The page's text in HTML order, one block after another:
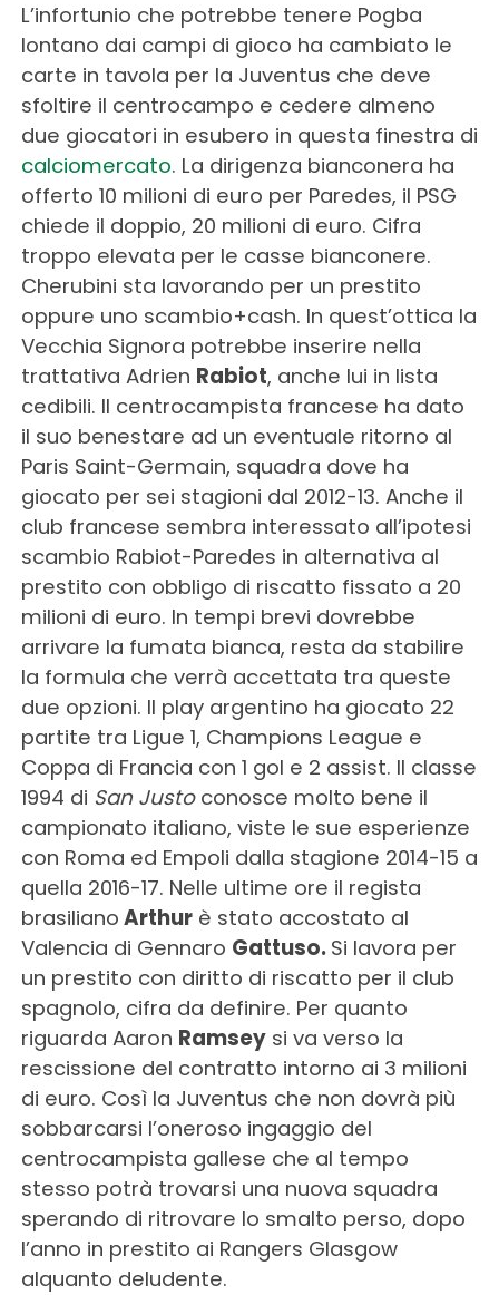
L’infortunio che potrebbe tenere Pogba
lontano dai campi di gioco ha cambiato le
carte in tavola per la Juventus che deve
sfoltire il centrocampo e cedere almeno
due giocatori in esubero in questa finestra di
calciomercato. La dirigenza bianconera ha
offerto 10 milioni di euro per Paredes, il PSG
chiede il doppio, 20 milioni di euro. Cifra
troppo elevata per le casse bianconere.
Cherubini sta lavorando per un prestito
oppure uno scambio+cash. In quest’ottica la
Vecchia Signora potrebbe inserire nella
trattativa Adrien Rabiot, anche lui in lista
cedibili. Il centrocampista francese ha dato
il suo benestare ad un eventuale ritorno al
Paris Saint-Germain, squadra dove ha
giocato per sei stagioni dal 2012-13. Anche il
club francese sembra interessato all’ipotesi
scambio Rabiot-Paredes in alternativa al
prestito con obbligo di riscatto fissato a 20
milioni di euro. In tempi brevi dovrebbe
arrivare la fumata bianca, resta da stabilire
la formula che verrà accettata tra queste
due opzioni. Il play argentino ha giocato 22
partite tra Ligue 1, Champions League e
Coppa di Francia con 1 gol e 2 assist. Il classe
1994 di San Justoconosce molto bene il
campionato italiano, viste le sue esperienze
con Roma ed Empoli dalla stagione 2014-15 a
quella 2016-17. Nelle ultime ore il regista
brasiliano Arthurè stato accostato al
Valencia di Gennaro Gattuso. Si lavora per
un prestito con diritto di riscatto per il club
spagnolo, cifra da definire. Per quanto
riguarda Aaron Ramseysi va verso la
rescissione del contratto intorno ai 3 milioni
di euro. Così la Juventus che non dovrà più
sobbarcarsi l’oneroso ingaggio del
centrocampista gallese che al tempo
stesso potrà trovarsi una nuova squadra
sperando di ritrovare lo smalto perso, dopo
l’anno in prestito ai Rangers Glasgow
alquanto deludente.